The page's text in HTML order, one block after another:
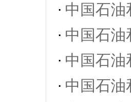
中国石油
中国石油
中国石油
中国石油